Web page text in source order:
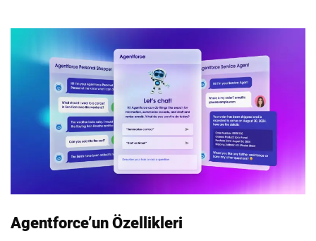
Agentforce’un Özellikleri